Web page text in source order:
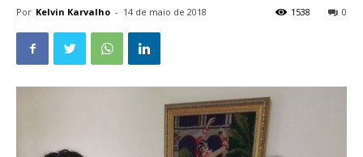
Por Kelvin Karvalho - 14 de maio de 2018 0
1538